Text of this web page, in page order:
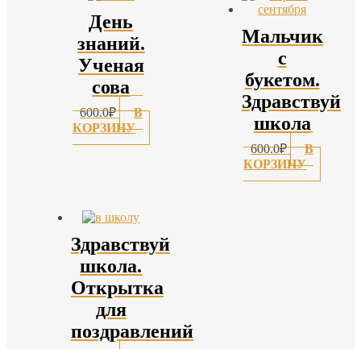
День
знаний.
Ученая
сова
600.0₽
В
КОРЗИНУ
Мальчик
с
букетом.
Здравствуй
школа
600.0₽
В
КОРЗИНУ
Здравствуй
школа.
Открытка
для
поздравлений